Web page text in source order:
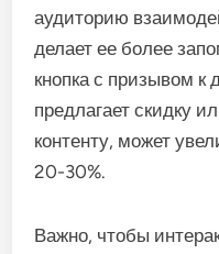
аудиторию
делает ее более
кнопка с призывом к
предлагает скидку
контенту, может
20-30%.
Важно, чтобы